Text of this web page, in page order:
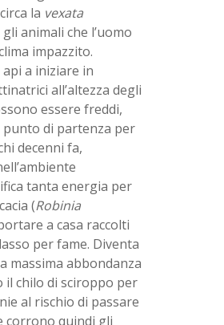
la vexata
animali che l’uomo
impazzito.
a iniziare in
all’altezza degli
essere freddi,
punto di partenza per
decenni fa,
tanta energia per
(Robinia
a casa raccolti
per fame. Diventa
massima abbondanza
il chilo di sciroppo per
al rischio di passare
corrono quindi gli